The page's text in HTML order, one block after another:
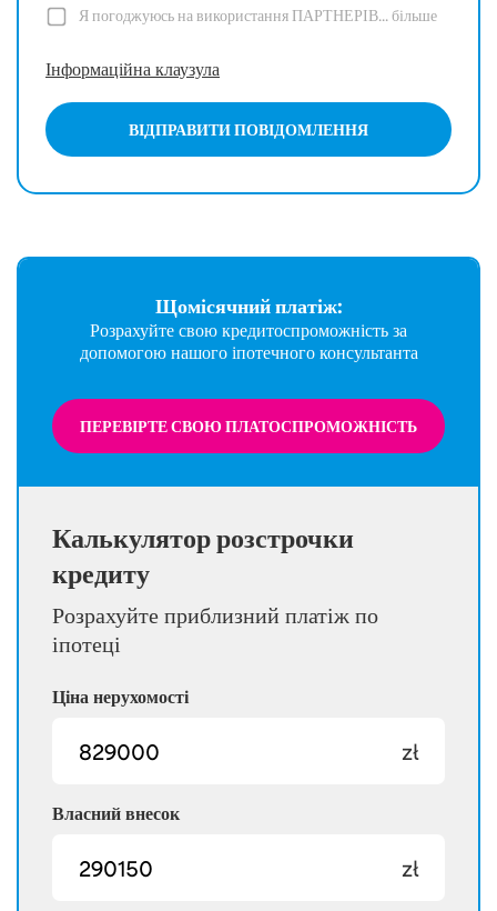
Я погоджуюсь на використання ПАРТНЕРІВ...більше
Інформаційна клаузула
ВІДПРАВИТИ ПОВІДОМЛЕННЯ
Калькулятор розстрочки
кредиту
Розрахуйте приблизний платіж по
іпотеці
Ціна нерухомості
zł
Власний внесок
zł
Щомісячний платіж:
Розрахуйте свою кредитоспроможність за
допомогою нашого іпотечного консультанта
ПЕРЕВІРТЕ СВОЮ ПЛАТОСПРОМОЖНІСТЬ